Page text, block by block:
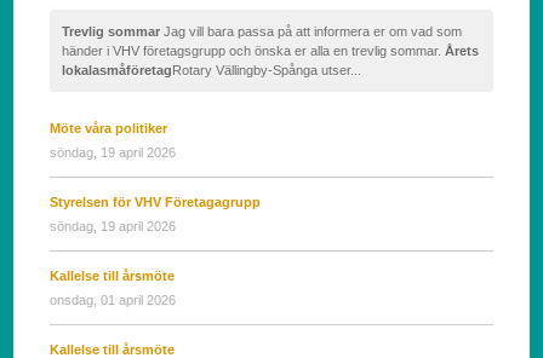
Trevlig sommar Jag vill bara passa på att informera er om vad som
händer i VHV företagsgrupp och önska er alla en trevlig sommar.Årets
lokalasmåföretagRotary Vällingby-Spånga utser...
Möte våra politiker
söndag, 19 april 2026
Styrelsen för VHV Företagagrupp
söndag, 19 april 2026
Kallelse till årsmöte
onsdag, 01 april 2026
Kallelse till årsmöte